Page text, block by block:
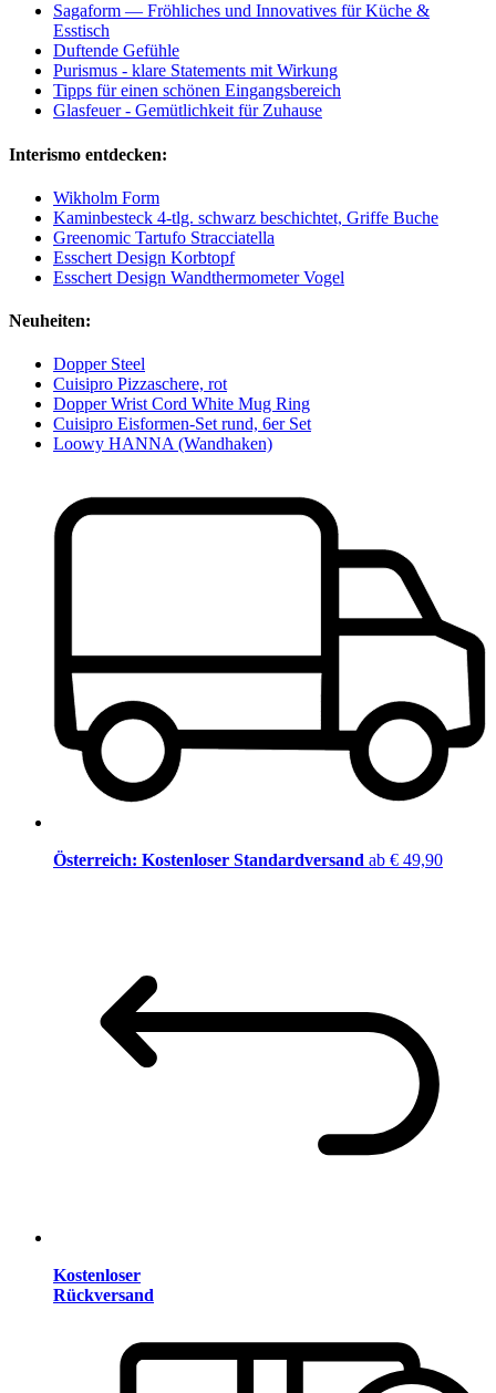
Sagaform — Fröhliches und Innovatives für Küche &
Esstisch
Duftende Gefühle
Purismus - klare Statements mit Wirkung
Tipps für einen schönen Eingangsbereich
Glasfeuer - Gemütlichkeit für Zuhause
Interismo entdecken:
Wikholm Form
Kaminbesteck 4-tlg. schwarz beschichtet, Griffe Buche
Greenomic Tartufo Stracciatella
Esschert Design Korbtopf
Esschert Design Wandthermometer Vogel
Neuheiten:
Dopper Steel
Cuisipro Pizzaschere, rot
Dopper Wrist Cord White Mug Ring
Cuisipro Eisformen-Set rund, 6er Set
Loowy HANNA (Wandhaken)
Österreich: Kostenloser Standardversand ab € 49,90
Kostenloser
Rückversand